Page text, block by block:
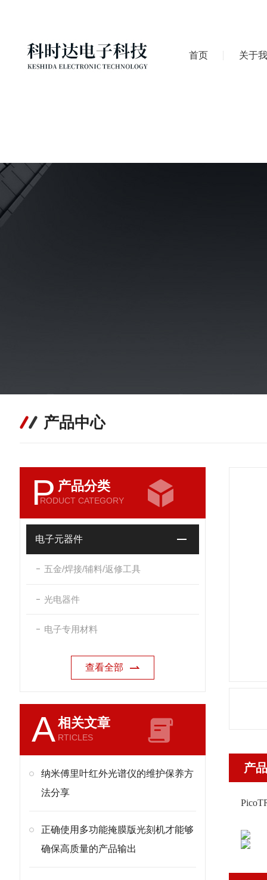
首页 关于
产品中心
P 产品分类
RODUCT CATEGORY
电子元器件
五金/焊接/辅料/返修工具
光电器件
电子专用材料
查看全部
A相关文章
RTICLES
纳米傅里叶红外光谱仪的维护保养方
法分享
正确使用多功能掩膜版光刻机才能够
确保高质量的产品输出
产